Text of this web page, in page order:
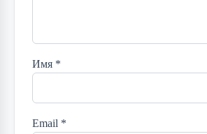
Имя *
Email *